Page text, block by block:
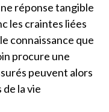
réponse tangible
les craintes liées
connaissance que
procure une
peuvent alors
la vie